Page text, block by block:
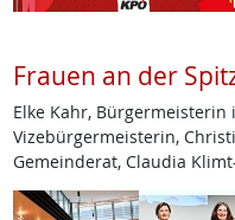
Frauen an der
Elke Kahr, Bürgermeisterin
Vizebürgermeisterin,
Gemeinderat, Claudia